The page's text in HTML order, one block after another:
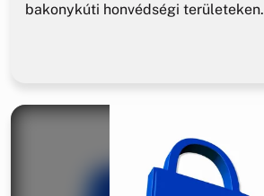
bakonykúti honvédségi területeken.